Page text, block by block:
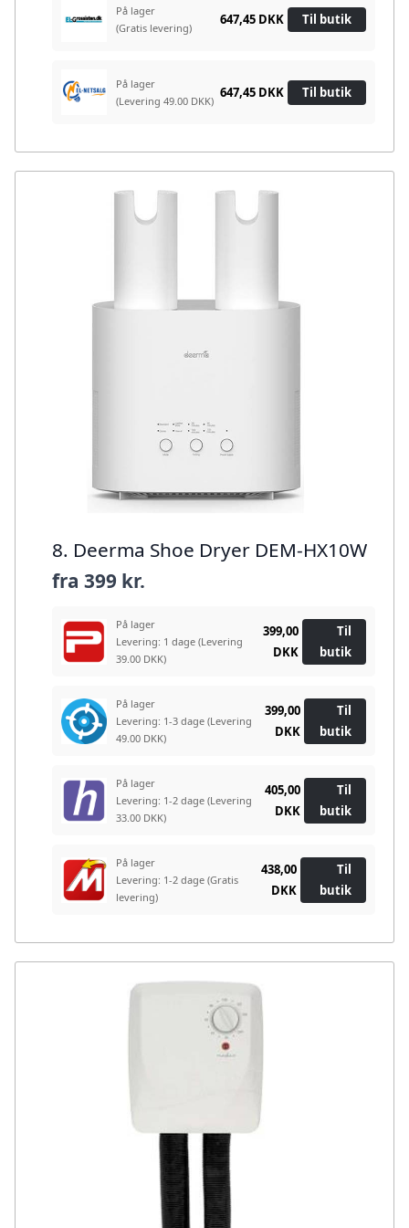
På lager
(Gratis levering)
647,45 DKK Til butik
På lager
(Levering 49.00 DKK)
647,45 DKK Til butik
8. Deerma Shoe Dryer DEM-HX10W
fra 399 kr.
På lager
Levering: 1 dage (Levering
39.00 DKK)
399,00
DKK
Til
butik
På lager
Levering: 1-3 dage (Levering
49.00 DKK)
399,00
DKK
Til
butik
På lager
Levering: 1-2 dage (Levering
33.00 DKK)
405,00
DKK
Til
butik
På lager
Levering: 1-2 dage (Gratis
levering)
438,00
DKK
Til
butik